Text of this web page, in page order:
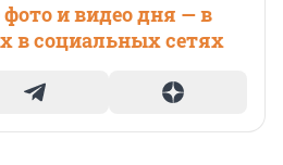
и видео дня — в
в социальных сетях